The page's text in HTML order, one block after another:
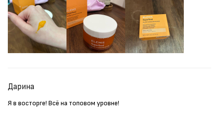
Дарина
Я в восторге! Всё на топовом уровне!